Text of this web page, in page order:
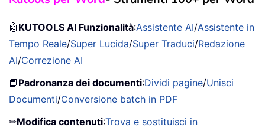
🤖 KUTOOLS AI Funzionalità:Assistente AI/Assistente in
Tempo Reale/Super Lucida/Super Traduci/Redazione
AI/Correzione AI
📘 Padronanza dei documenti:Dividi pagine/Unisci
Documenti/Conversione batch in PDF
✏Modifica contenuti:Trova e sostituisci in